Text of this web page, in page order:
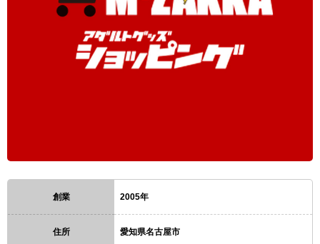
創業 2005年
住所 愛知県名古屋市